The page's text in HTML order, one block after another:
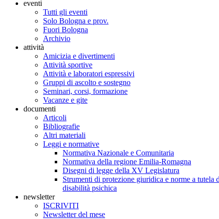
eventi
Tutti gli eventi
Solo Bologna e prov.
Fuori Bologna
Archivio
attività
Amicizia e divertimenti
Attività sportive
Attività e laboratori espressivi
Gruppi di ascolto e sostegno
Seminari, corsi, formazione
Vacanze e gite
documenti
Articoli
Bibliografie
Altri materiali
Leggi e normative
Normativa Nazionale e Comunitaria
Normativa della regione Emilia-Romagna
Disegni di legge della XV Legislatura
Strumenti di protezione giuridica e norme a tutela
disabilità psichica
newsletter
ISCRIVITI
Newsletter del mese